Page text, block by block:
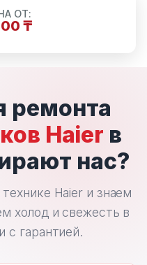
ОТ:
₸
ремонта
Haier в
нас?
Haier и знаем
холод и свежесть в
с гарантией.